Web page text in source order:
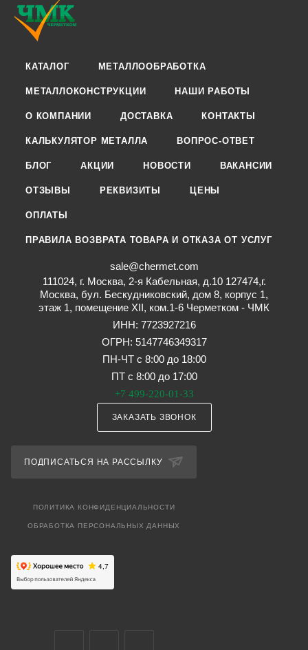
КАТАЛОГ МЕТАЛЛООБРАБОТКА
МЕТАЛЛОКОНСТРУКЦИИ НАШИ РАБОТЫ
О КОМПАНИИ ДОСТАВКА КОНТАКТЫ
КАЛЬКУЛЯТОР МЕТАЛЛА ВОПРОС-ОТВЕТ
БЛОГ АКЦИИ НОВОСТИ ВАКАНСИИ
ОТЗЫВЫ РЕКВИЗИТЫ ЦЕНЫ
ОПЛАТЫ
ПРАВИЛА ВОЗВРАТА ТОВАРА И ОТКАЗА ОТ УСЛУГ
sale@chermet.com
111024, г. Москва, 2-я Кабельная, д.10 127474,г.
Москва, бул. Бескудниковский, дом 8, корпус 1,
этаж 1, помещение XII, ком.1-6 Черметком - ЧМК
ИНН: 7723927216
ОГРН: 5147746349317
ПН-ЧТ с 8:00 до 18:00
ПТ с 8:00 до 17:00
+7 499-220-01-33
ЗАКАЗАТЬ ЗВОНОК
ПОДПИСАТЬСЯ НА РАССЫЛКУ
ПОЛИТИКА КОНФИДЕНЦИАЛЬНОСТИ
ОБРАБОТКА ПЕРСОНАЛЬНЫХ ДАННЫХ